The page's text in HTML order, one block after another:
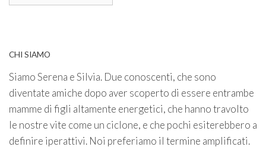
CHI SIAMO
Siamo Serena e Silvia. Due conoscenti, che sono
diventate amiche dopo aver scoperto di essere entrambe
mamme di figli altamente energetici, che hanno travolto
le nostre vite come un ciclone, e che pochi esiterebbero a
definire iperattivi. Noi preferiamo il termine amplificati.